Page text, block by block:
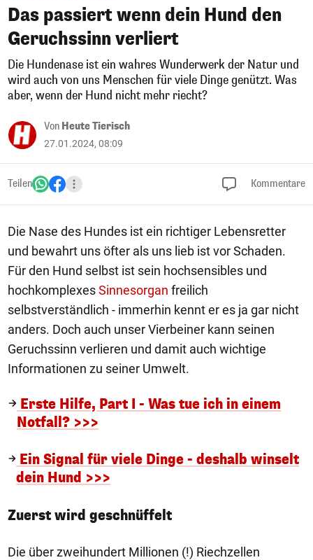
Das passiert wenn dein Hund den
Geruchssinn verliert
Die Hundenase ist ein wahres Wunderwerk der Natur und
wird auch von uns Menschen für viele Dinge genützt. Was
aber, wenn der Hund nicht mehr riecht?
Von Heute Tierisch
27.01.2024, 08:09
Teilen Kommentare
Die Nase des Hundes ist ein richtiger Lebensretter
und bewahrt uns öfter als uns lieb ist vor Schaden.
Für den Hund selbst ist sein hochsensibles und
hochkomplexesSinnesorgan freilich
selbstverständlich - immerhin kennt er es ja gar nicht
anders. Doch auch unser Vierbeiner kann seinen
Geruchssinn verlieren und damit auch wichtige
Informationen zu seiner Umwelt.
Erste Hilfe, Part I - Was tue ich in einem
Notfall? >>>
Ein Signal für viele Dinge - deshalb winselt
dein Hund >>>
Zuerst wird geschnüffelt
Die über zweihundert Millionen (!) Riechzellen